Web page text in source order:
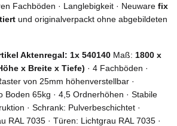
Fachböden · Langlebigkeit · Neuware fix
und originalverpackt ohne abgebildeten
Aktenregal: 1x 540140 Maß: 1800 x
x Breite x Tiefe) · 4 Fachböden ·
von 25mm höhenverstellbar ·
Boden 65kg · 4,5 Ordnerhöhen · Stabile
· Schrank: Pulverbeschichtet ·
RAL 7035 · Türen: Lichtgrau RAL 7035 ·